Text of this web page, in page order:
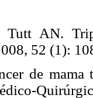
Tutt AN.
2008, 52
de